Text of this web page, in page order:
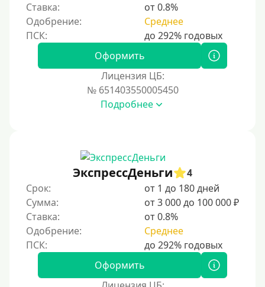
Первый займ без процентов
Без процентов на 30 дней
С возможностью частичного погашения
Надежные
Без обмана
Без предоплат
Без электронной почты
С автоматическим одобрением
Без номера телефона
Ставка:
от 0.8%
Одобрение:
Среднее
Оформить
Лицензия ЦБ:
№ 651403550005450
Подробнее
ЭкспрессДеньги
4
Срок:
от 1 до 180 дней
Сумма:
от 3 000 до 100 000 ₽
Ставка:
от 0.8%
Одобрение:
Среднее
Оформить